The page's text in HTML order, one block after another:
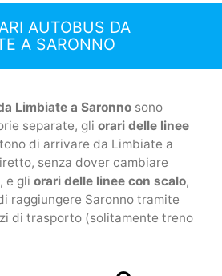
AUTOBUS DA
A SARONNO
Limbiate a Saronnosono
separate, gli orari delle linee
di arrivare da Limbiate a
senza dover cambiare
e gli orari delle linee con scalo,
raggiungere Saronno tramite
di trasporto (solitamente treno